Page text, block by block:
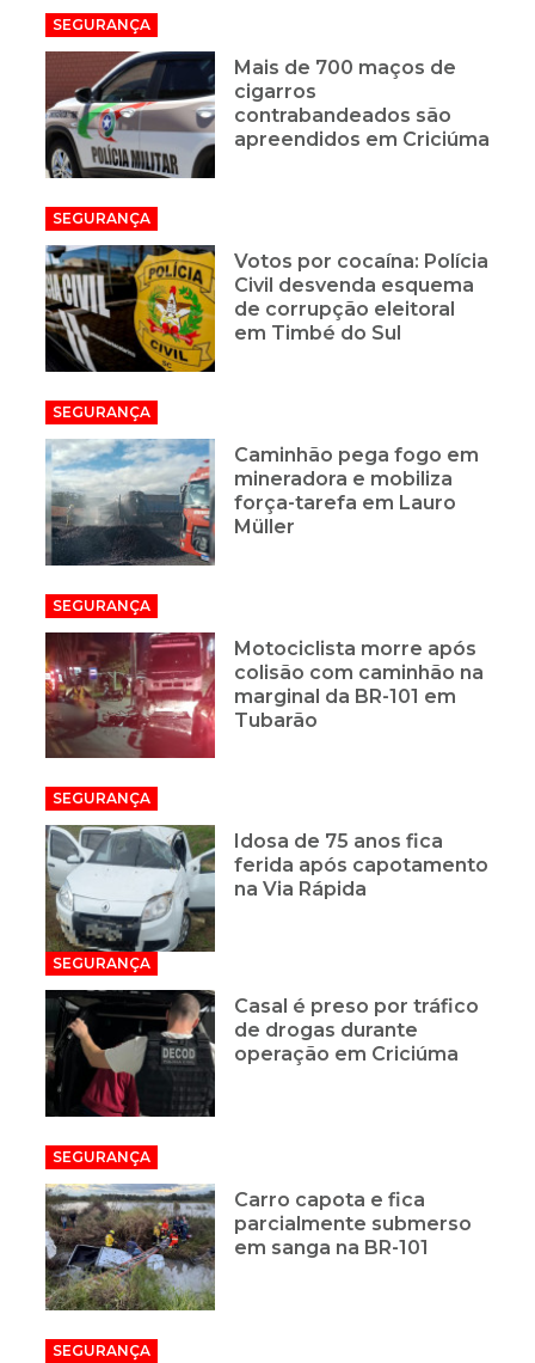
SEGURANÇA
Mais de 700 maços de
cigarros
contrabandeados são
apreendidos em Criciúma
SEGURANÇA
Votos por cocaína: Polícia
Civil desvenda esquema
de corrupção eleitoral
em Timbé do Sul
SEGURANÇA
Caminhão pega fogo em
mineradora e mobiliza
força-tarefa em Lauro
Müller
SEGURANÇA
Motociclista morre após
colisão com caminhão na
marginal da BR-101 em
Tubarão
SEGURANÇA
Idosa de 75 anos fica
ferida após capotamento
na Via Rápida
SEGURANÇA
Casal é preso por tráfico
de drogas durante
operação em Criciúma
SEGURANÇA
Carro capota e fica
parcialmente submerso
em sanga na BR-101
SEGURANÇA